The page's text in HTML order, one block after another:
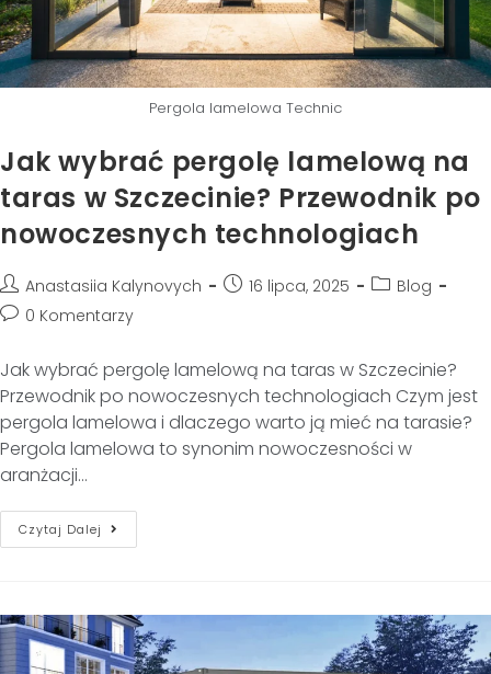
Pergola lamelowa Technic
Jak wybrać pergolę lamelową na
taras w Szczecinie? Przewodnik po
nowoczesnych technologiach
Anastasiia Kalynovych 16 lipca, 2025
Blog
0 Komentarzy
Jak wybrać pergolę lamelową na taras w Szczecinie?
Przewodnik po nowoczesnych technologiach Czym jest
pergola lamelowa i dlaczego warto ją mieć na tarasie?
Pergola lamelowa to synonim nowoczesności w
aranżacji…
Czytaj Dalej